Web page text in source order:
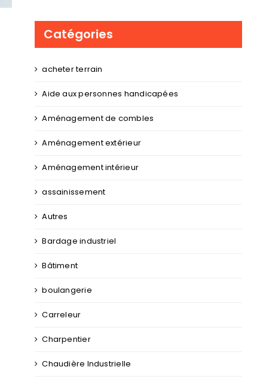
Catégories
acheter terrain
Aide aux personnes handicapées
Aménagement de combles
Aménagement extérieur
Aménagement intérieur
assainissement
Autres
Bardage industriel
Bâtiment
boulangerie
Carreleur
Charpentier
Chaudière Industrielle